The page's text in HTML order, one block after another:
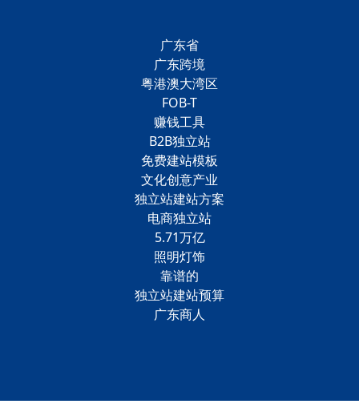
广东省
广东跨境
粤港澳大湾区
FOB-T
赚钱工具
B2B独立站
免费建站模板
文化创意产业
独立站建站方案
电商独立站
5.71万亿
照明灯饰
靠谱的
独立站建站预算
广东商人